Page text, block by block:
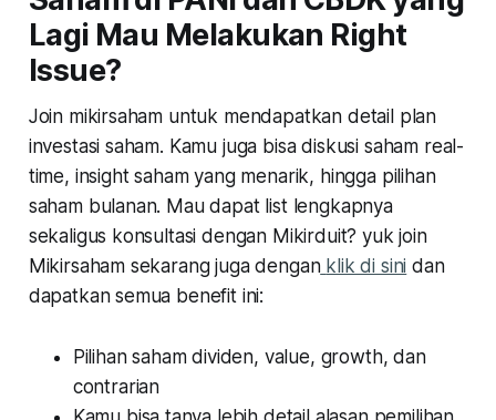
Lagi Mau Melakukan Right
Issue?
Join mikirsaham untuk mendapatkan detail plan
investasi saham. Kamu juga bisa diskusi saham real-
time, insight saham yang menarik, hingga pilihan
saham bulanan. Mau dapat list lengkapnya
sekaligus konsultasi dengan Mikirduit? yuk join
Mikirsaham sekarang juga dengan klik di sini dan
dapatkan semua benefit ini:
Pilihan saham dividen, value, growth, dan
contrarian